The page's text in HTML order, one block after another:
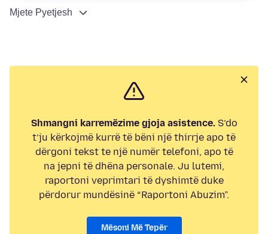
Mjete Pyetjesh
Shmangni karremëzime gjoja asistence.S’do
t’ju kërkojmë kurrë të bëni një thirrje apo të
dërgoni tekst te një numër telefoni, apo të
na jepni të dhëna personale. Ju lutemi,
raportoni veprimtari të dyshimtë duke
përdorur mundësinë “Raportoni Abuzim”.
Mësoni Më Tepër